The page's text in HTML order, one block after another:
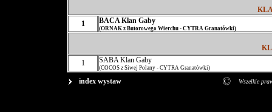
1
BACA Klan Gaby
(ORNAK z Butorowego Wierchu - CYTRA Granatówki)
1
SABA Klan Gaby
(COCOS z Siwej Polany - CYTRA Granatówki)
index wystaw Wszelkie